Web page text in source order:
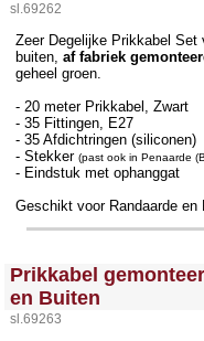
sl.69262
Zeer Degelijke Prikkabel Set
buiten, af fabriek
geheel groen.
- 20 meter Prikkabel, Zwart
- 35 Fittingen, E27
- 35 Afdichtringen (siliconen)
- Stekker (past ook in Penaarde
- Eindstuk met ophanggat
Geschikt voor Randaarde en
<!-- MakeFullWidth0 --><!-- MakeFullWidth1 --><!-- MakeFullWidth2 --><!-- MakeFullWidth3 --><!-- MakeFullWidth4 --><!-- MakeFullWidth5 --><!-- MakeFullWidth6 --><!-- MakeFullWidth7 --><!-- MakeFullWidth8 --><!-- MakeFullWidth9 --><!-- MakeFullWidth10 --><!-- MakeFullWidth11 --><!--
Prikkabel
en Buiten
sl.69263